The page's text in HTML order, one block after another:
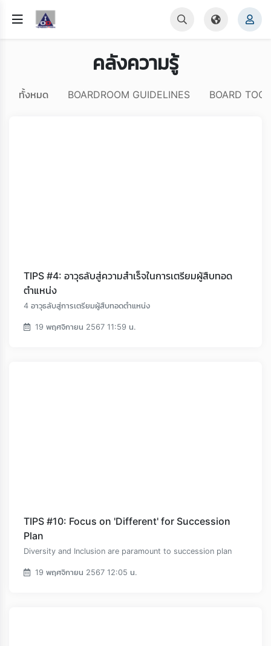
คลังความรู้
ทั้งหมด BOARDROOM GUIDELINES BOARD
TIPS #4: อาวุธลับสู่ความสำเร็จในการเตรียมผู้สืบทอด
ตำแหน่ง
4 อาวุธลับสู่การเตรียมผู้สืบทอดตำแหน่ง
19 พฤศจิกายน 2567 11:59 น.
TIPS #10: Focus on 'Different' for Succession
Plan
Diversity and Inclusion are paramount to succession plan
19 พฤศจิกายน 2567 12:05 น.